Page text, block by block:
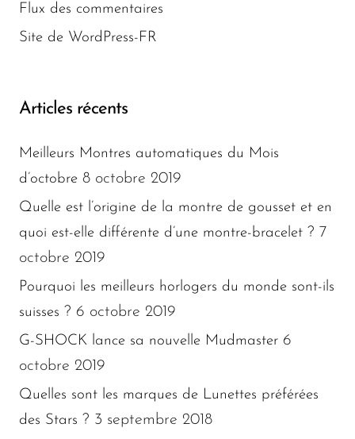
Flux des commentaires
Site de WordPress-FR
Articles récents
Meilleurs Montres automatiques du Mois
d’octobre 8 octobre 2019
Quelle est l’origine de la montre de gousset et en
quoi est-elle différente d’une montre-bracelet ? 7
octobre 2019
Pourquoi les meilleurs horlogers du monde sont-ils
suisses ? 6 octobre 2019
G-SHOCK lance sa nouvelle Mudmaster 6
octobre 2019
Quelles sont les marques de Lunettes préférées
des Stars ? 3 septembre 2018